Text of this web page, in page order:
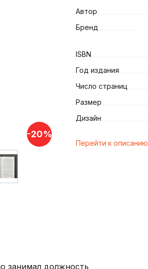
-20%
Автор
Бренд
ISBN
Год издания
Число страниц
Размер
Дизайн
Перейти к описанию
занимал должность